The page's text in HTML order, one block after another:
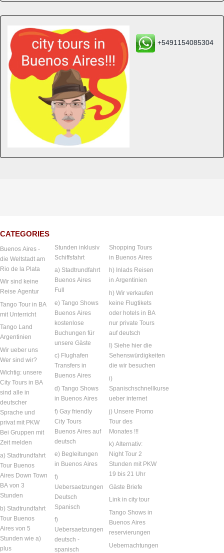
+5491154085304
CATEGORIES
Buenos Aires -
die Weltstadt am
Rio de la Plata
Wir sind keine
Reise Agentur
Tango Tour in BA
mit Unterricht
Tango Land
Argentinien
Wir ueber uns
Wer sind wir?
Wichtig: unsere
City Tours in BA
sind alle in
deutscher
Sprache und
privat mit PKW
Bei Gruppen mit
Zeit melden
a) Stadtrundfahrt
Tour Buenos
Aires Down Town
BA von 3
Stunden
b) Stadtrundfahrt
Tour Buenos
Aires von 5
Stunden wie a)
plus
Stunden inklusiv
Schiffsfahrt
a) Stadtrundfahrt
Buenos Aires
Full
e) Tango Shows
Buenos Aires
kostenlose
Buchungen für
unsere Gäste
c) Flughafen
Transfers in
Buenos Aires
d) Tango Shows
in Buenos Aires
f) Gay friendly
City Tours
Buenos Aires auf
deutsch
e) Begleitungen
in Buenos Aires
f)
Uebersaetzungen
Deutsch
Spanisch
f)
Uebersaetzungen
deutsch -
spanisch
Shopping Tours
in Buenos Aires
h) Inlads Reisen
in Argentinien
h) Wir verkaufen
keine Flugtikets
oder hotels in BA
nur private Tours
auf deutsch
I) Siehe hier die
Sehenswürdigkeiten
die wir besuchen
i)
Spanischschnellkurse
ueber internet
j) Unsere Promo
Tour des
Monates !!!
k) Alternativ:
Night Tour 2
Stunden mit PKW
19 bis 21 Uhr
Gäste Briefe
Link in city tour
Tango Shows in
Buenos Aires
reservierungen
Uebernachtungen